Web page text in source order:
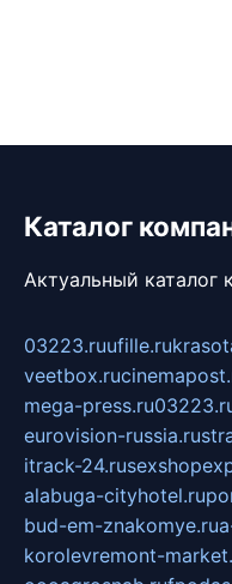
Каталог
Актуальный каталог
03223.ruufille.ru
veetbox.ru
mega-press.ru
eurovision-russia.ru
itrack-24.ru
alabuga-cityhotel.ru
bud-em-znakomye.ru
korolevremont-